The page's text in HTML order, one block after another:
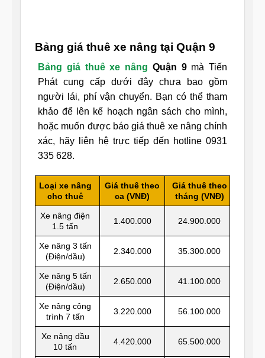
Bảng giá thuê xe nâng tại Quận 9
Bảng giá thuê xe nâng Quận 9mà Tiến
Phát cung cấp dưới đây chưa bao gồm
người lái, phí vận chuyển. Bạn có thể tham
khảo để lên kế hoạch ngân sách cho mình,
hoặc muốn được báo giá thuê xe nâng chính
xác, hãy liên hệ trực tiếp đến hotline 0931
335 628.
Loại xe nâng
cho thuê
Giá thuê theo
ca (VNĐ)
Giá thuê theo
tháng (VNĐ)
Xe nâng điện
1.5 tấn
1.400.000 24.900.000
Xe nâng 3 tấn
(Điện/dầu)
2.340.000 35.300.000
Xe nâng 5 tấn
(Điện/dầu)
2.650.000 41.100.000
Xe nâng công
trình 7 tấn
3.220.000 56.100.000
Xe nâng dầu
10 tấn
4.420.000 65.500.000